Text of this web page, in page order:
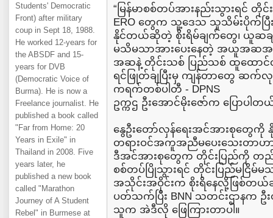
Students' Democratic
Front) after military
coup in Sept 18, 1988.
He worked 12-years for
the ABSDF and 15-
years for DVB
(Democratic Voice of
Burma). He is now a
Freelance journalist. He
published a book called
"Far from Home: 20
Years in Exile" in
Thailand in 2008. Five
years later, he
published a new book
called "Marathon
Journey of A Student
Rebel" in Burmese at
“မြန်မာစစ်တပ်အားနည်းသွားရင် တို
ERO တွေက သူ့ဒေသ သူသိမ်းပိုက်ပြီး
နိုင်တယ်ဆိုတဲ့ စိုးရိမ်ချက်တွေ၊ ယူ
မသိမသာအားပေးနေတဲ့ အယူအဆအ
အဆနဲ့ တိုင်းသစ် ပြည်သစ် ထူထော
ရင်ဖြုတ်ချပြီးမှ ကျန်တာတွေ ဆ
ကရက်တစ်ပါတီ - DPNS
ဥက္ကဌ ဦးအောင်မိုးဇော်က ပြောပါတ
နွေဦးတော်လှန်ရေးအင်အားစုတွေ
တရားဝင်အကူအညီမပေးသေးတာဟာ
ဒီအင်အားစုတွေက တိုင်းပြည်ကို တည်င
စစ်တပ်ပြိုသွားရင် တိုင်းပြည်မငြိမ်
အသိုင်းအဝိုင်းက စိုးရိနေလို့ဖြစ်တယ်
ပတ်သက်ပြီး BNN သတင်းဌာနက ဦး
သူက အဲဒီလို ဖြေကြားတာပါ။